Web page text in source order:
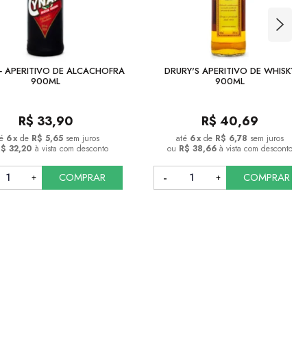
APERITIVO DE ALCACHOFRA
900ML
R$ 33,90
6x de R$ 5,65 sem juros
32,20 à vista com desconto
COMPRAR
COMPRAR
DRURY'S APERITIVO DE WHISKY
900ML
R$ 40,69
6x de R$ 6,78 sem juros
ou R$ 38,66à vista com desconto
COMPRAR
COMPRAR